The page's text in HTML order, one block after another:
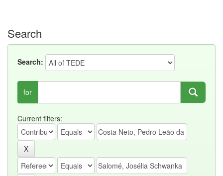
Search
Search:
for
Current filters: